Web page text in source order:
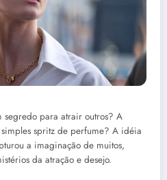
segredo para atrair outros? A
spritz de perfume? A idéia
a imaginação de muitos,
da atração e desejo.